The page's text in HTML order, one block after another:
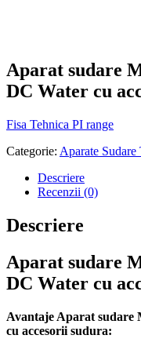
Aparat sudare
DC Water cu
Fisa Tehnica PI range
Categorie: Aparate
Descriere
Recenzii (0)
Descriere
Aparat sudare
DC Water cu
Avantaje Aparat
cu accesorii sudura: